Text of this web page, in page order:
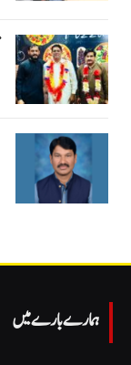
ہمارے بارے میں